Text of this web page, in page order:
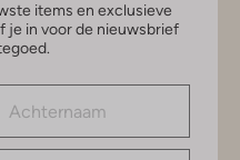
items en exclusieve
je in voor de nieuwsbrief